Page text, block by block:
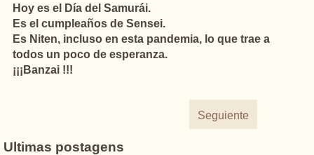
Hoy es el Día del Samurái.
Es el cumpleaños de Sensei.
Es Niten, incluso en esta pandemia, lo que trae a
todos un poco de esperanza.
¡¡¡Banzai !!!
Seguiente
Ultimas postagens